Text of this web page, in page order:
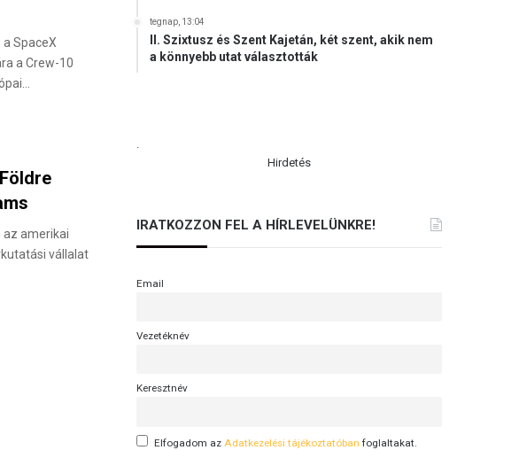
SpaceX
a Crew-10
az amerikai
vállalat
tegnap, 13:04
II. Szixtusz és Szent Kajetán, két szent, akik nem
a könnyebb utat választották
.
Hirdetés
IRATKOZZON FEL A HÍRLEVELÜNKRE!
Email
Vezetéknév
Keresztnév
Elfogadom az Adatkezelési tájékoztatóban foglaltakat.